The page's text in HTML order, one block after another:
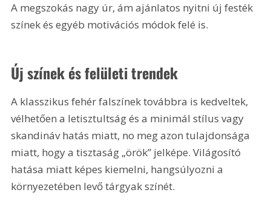
A megszokás nagy úr, ám ajánlatos nyitni új festék
színek és egyéb motivációs módok felé is.
Új színek és felületi trendek
A klasszikus fehér falszínek továbbra is kedveltek,
vélhetően a letisztultság és a minimál stílus vagy
skandináv hatás miatt, no meg azon tulajdonsága
miatt, hogy a tisztaság „örök” jelképe. Világosító
hatása miatt képes kiemelni, hangsúlyozni a
környezetében levő tárgyak színét.